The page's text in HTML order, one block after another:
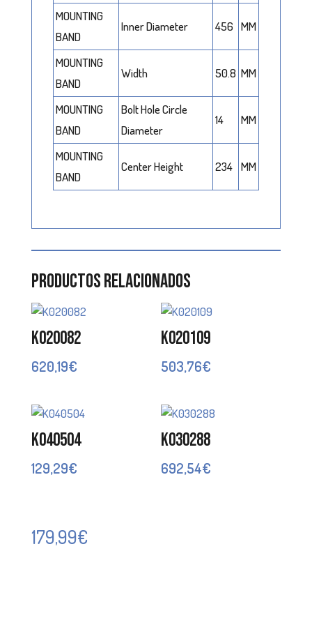
MOUNTING
BAND
Inner Diameter 456 MM
MOUNTING
BAND
Width 50.8 MM
MOUNTING
BAND
Bolt Hole Circle
Diameter
14 MM
MOUNTING
BAND
Center Height 234 MM
Productos relacionados
K020082
620,19€
K020109
503,76€
K040504
129,29€
K030288
692,54€
179,99€